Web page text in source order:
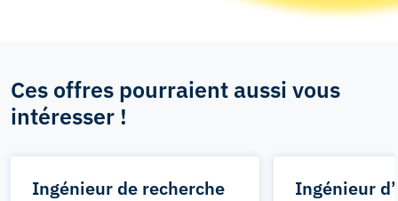
Ces offres pourraient aussi vous
intéresser !
Ingénieur de recherche
Ingénieur